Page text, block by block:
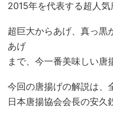
2015年を代表する超人気
超巨大からあげ、真っ黒
あげ
まで、今一番美味しい唐
今回の唐揚げの解説は、
日本唐揚協会会長の安久